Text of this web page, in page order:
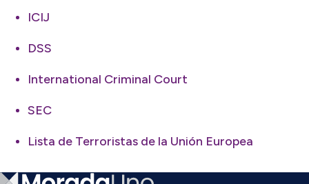
ICIJ
DSS
International Criminal Court
SEC
Lista de Terroristas de la Unión Europea